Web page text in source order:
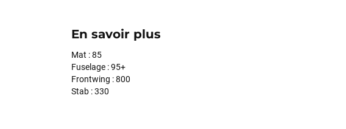
En savoir plus
Mat : 85
Fuselage : 95+
Frontwing : 800
Stab : 330